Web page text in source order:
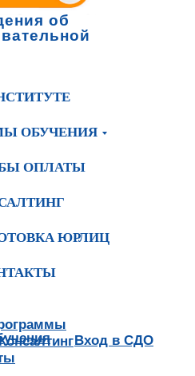
об
ОБУЧЕНИЯ
ОПЛАТЫ
ЮРЛИЦ
Вход в СДО